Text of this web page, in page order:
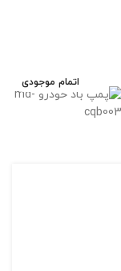
اتمام موجودی